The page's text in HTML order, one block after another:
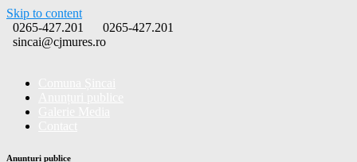
Skip to content
0265-427.201
0265-427.201
sincai@cjmures.ro
Anunțuri publice